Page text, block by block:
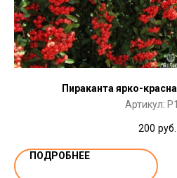
Пираканта ярко-
Артикул:
200 руб.
ПОДРОБНЕЕ